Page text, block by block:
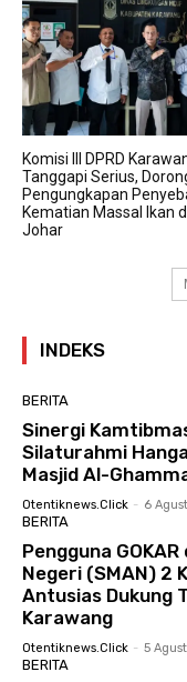
Komisi III DPRD
Tanggapi Serius,
Pengungkapan
Kematian Massal Ikan
Johar
INDEKS
BERITA
Sinergi
Silaturahmi
Masjid Al-
Otentiknews.click - 6
BERITA
Pengguna
Negeri (SMAN) 2
Antusias Dukung
Karawang
Otentiknews.click - 5
BERITA